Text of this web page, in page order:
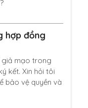
hợp đồng
giả mạo trong
kết. Xin hỏi tôi
bảo vệ quyền và